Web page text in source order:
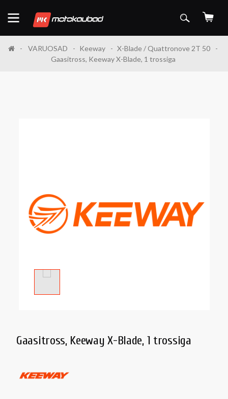
VARUOSAD Keeway
X-Blade / Quattronove 2T 50
Gaasitross, Keeway X-Blade, 1 trossiga
Gaasitross, Keeway X-Blade, 1 trossiga